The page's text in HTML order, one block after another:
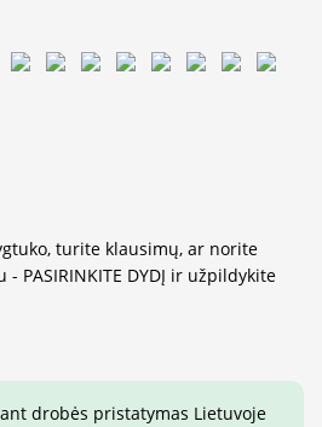
turite klausimų, ar norite
PASIRINKITE DYDĮ ir užpildykite
drobės pristatymas Lietuvoje